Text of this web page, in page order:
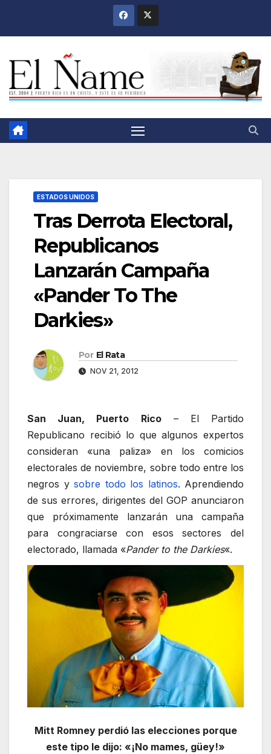
ESTADOS UNIDOS
Tras Derrota Electoral,
Republicanos
Lanzarán Campaña
«Pander To The
Darkies»
Por El Rata
NOV 21, 2012
San Juan, Puerto Rico– El Partido
Republicano recibió lo que algunos expertos
consideran «una paliza» en los comicios
electorales de noviembre, sobre todo entre los
negros y sobre todo los latinos. Aprendiendo
de sus errores, dirigentes del GOP anunciaron
que próximamente lanzarán una campaña
para congraciarse con esos sectores del
electorado, llamada «Pander to the Darkies«.
Mitt Romney perdió las elecciones porque
este tipo le dijo: «¡No mames, güey!»